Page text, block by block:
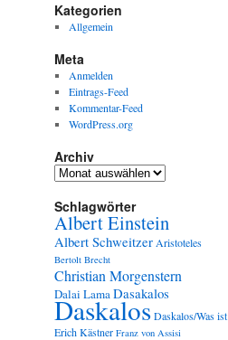
Kategorien
Allgemein
Meta
Anmelden
Eintrags-Feed
Kommentar-Feed
WordPress.org
Archiv
Archiv
Schlagwörter
Albert Einstein
Albert Schweitzer Aristoteles
Bertolt Brecht
Christian Morgenstern
Dalai LamaDasakalos
DaskalosDaskalos/Was ist
Erich Kästner Franz von Assisi